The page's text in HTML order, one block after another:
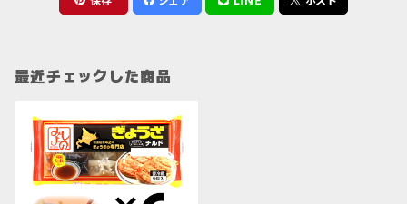
最近チェックした商品